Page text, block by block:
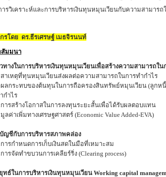
ารวิเคราะห์และการบริหารเงินทุนหมุนเวียนกับความสามารถ
รโดย ดร.ธีรเศรษฐ์ เมธจิรนนท์
มมนา
ทางในการบริหารเงินทุนหมุนเวียนเพื่อสร้างความสามารถใ
าเหตุที่ทุนหมุนเวียนส่งผลต่อความสามารถในการทำกำไร
ลกระทบของต้นทุนในการถือครองสินทรัพย์หมุนเวียน (ลูกห
กำไร
ารสร้างโอกาสในการลงทุนระยะสั้นเพื่อได้รับผลตอบแทน
ลค่าเพิ่มทางเศรษฐศาสตร์ (Economic Value Added-EVA)
ญชีกับการบริหารสภาพคล่อง
ารกำหนดการเก็บเงินสดในมือที่เหมาะสม
ารจัดทำขบวนการเคลียร์ริ่ง (Clearing process)
ทธ์ในการบริหารเงินทุนหมุนเวียน Working capital